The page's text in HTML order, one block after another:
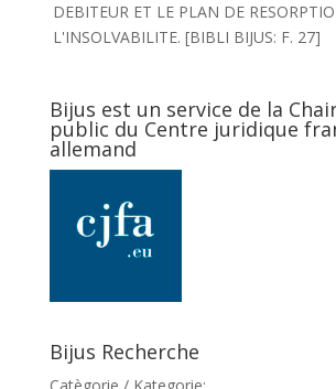
DEBITEUR ET LE PLAN DE
L'INSOLVABILITE. [BIBLI BIJUS: F. 27]
Bijus est un service de la
public du Centre juridique
allemand
Bijus Recherche